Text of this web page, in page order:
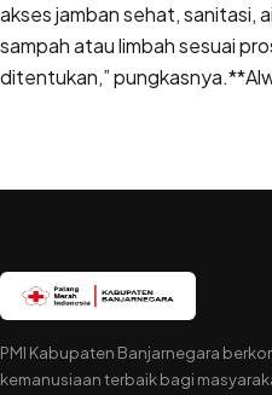
akses jamban sehat, sanitasi,
sampah atau limbah sesuai
ditentukan,”
PMI Kabupaten Banjarnegara
kemanusiaan terbaik bagi